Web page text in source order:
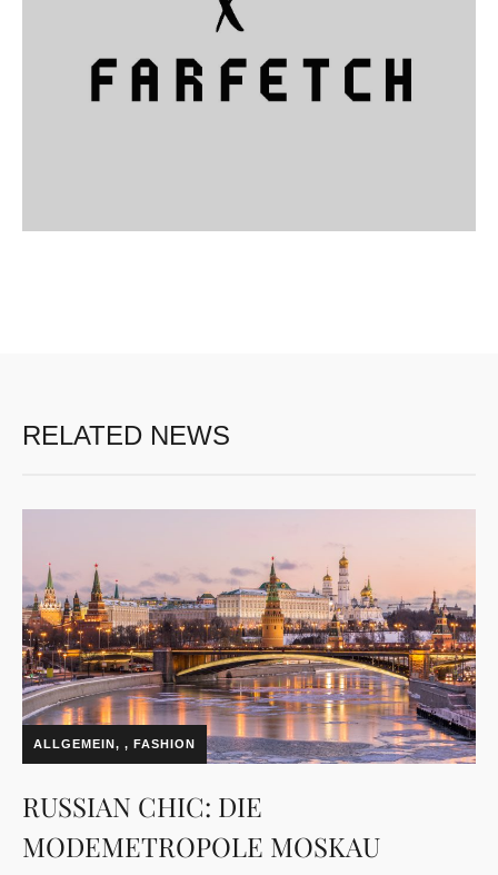
RELATED NEWS
ALLGEMEIN , FASHION
RUSSIAN CHIC: DIE
MODEMETROPOLE MOSKAU